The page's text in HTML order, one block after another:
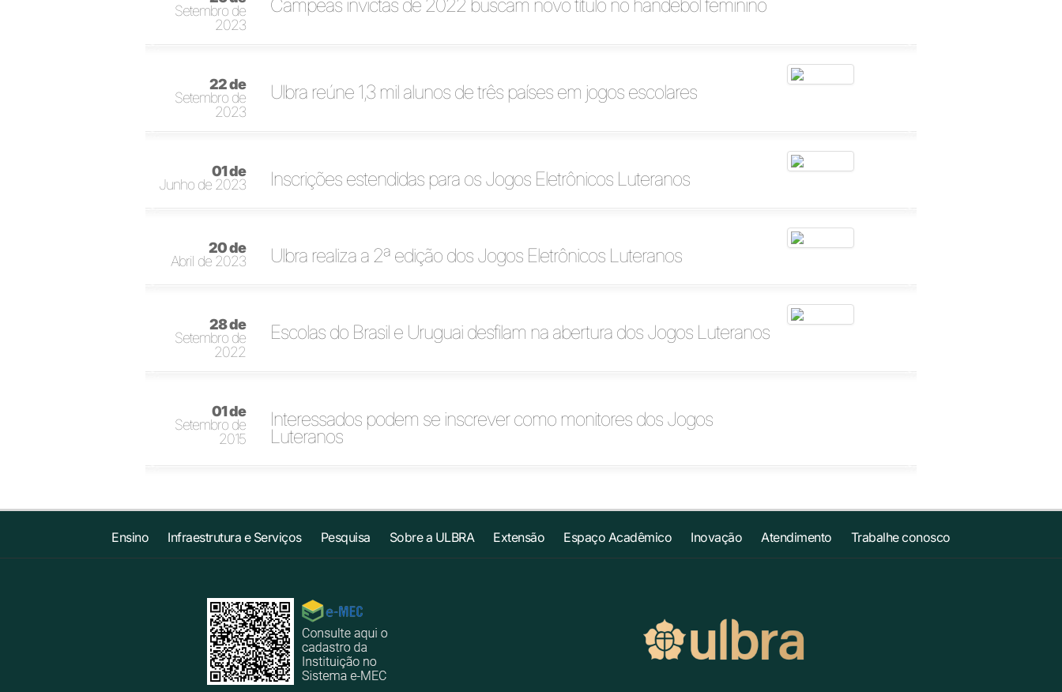
Setembro de
2023
Campeãs invictas de 2022 buscam novo título no handebol feminino
22 de
Setembro de
2023
Ulbra reúne 1,3 mil alunos de três países em jogos escolares
01 de
Junho de 2023
Inscrições estendidas para os Jogos Eletrônicos Luteranos
20 de
Abril de 2023
Ulbra realiza a 2ª edição dos Jogos Eletrônicos Luteranos
28 de
Setembro de
2022
Escolas do Brasil e Uruguai desfilam na abertura dos Jogos Luteranos
01 de
Setembro de
2015
Interessados podem se inscrever como monitores dos Jogos
Luteranos
Ensino Infraestrutura e Serviços Pesquisa Sobre a ULBRA Extensão Espaço Acadêmico Inovação Atendimento Trabalhe conosco